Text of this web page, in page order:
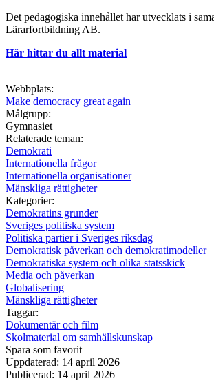
Det pedagogiska innehållet har utvecklats i
Lärarfortbildning AB.
Här hittar du allt material
Webbplats:
Make democracy great again
Målgrupp:
Gymnasiet
Relaterade teman:
Demokrati
Internationella frågor
Internationella organisationer
Mänskliga rättigheter
Kategorier:
Demokratins grunder
Sveriges politiska system
Politiska partier i Sveriges riksdag
Demokratisk påverkan och demokratimodeller
Demokratiska system och olika statsskick
Media och påverkan
Globalisering
Mänskliga rättigheter
Taggar:
Dokumentär och film
Skolmaterial om samhällskunskap
Spara som favorit
Uppdaterad: 14 april 2026
Publicerad: 14 april 2026